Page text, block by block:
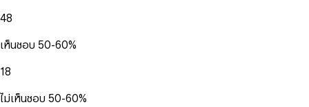
48
เห็นชอบ 50-60%
18
ไม่เห็นชอบ 50-60%